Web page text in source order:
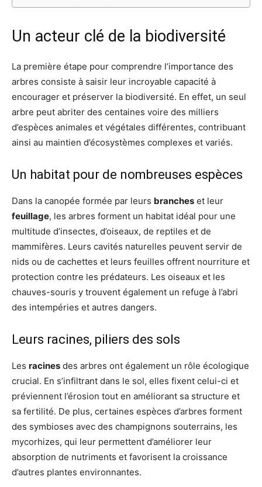
Un acteur clé de la biodiversité
La première étape pour comprendre l’importance des
arbres consiste à saisir leur incroyable capacité à
encourager et préserver la biodiversité. En effet, un seul
arbre peut abriter des centaines voire des milliers
d’espèces animales et végétales différentes, contribuant
ainsi au maintien d’écosystèmes complexes et variés.
Un habitat pour de nombreuses espèces
Dans la canopée formée par leurs branches et leur
feuillage, les arbres forment un habitat idéal pour une
multitude d’insectes, d’oiseaux, de reptiles et de
mammifères. Leurs cavités naturelles peuvent servir de
nids ou de cachettes et leurs feuilles offrent nourriture et
protection contre les prédateurs. Les oiseaux et les
chauves-souris y trouvent également un refuge à l’abri
des intempéries et autres dangers.
Leurs racines, piliers des sols
Les racines des arbres ont également un rôle écologique
crucial. En s’infiltrant dans le sol, elles fixent celui-ci et
préviennent l’érosion tout en améliorant sa structure et
sa fertilité. De plus, certaines espèces d’arbres forment
des symbioses avec des champignons souterrains, les
mycorhizes, qui leur permettent d’améliorer leur
absorption de nutriments et favorisent la croissance
d’autres plantes environnantes.